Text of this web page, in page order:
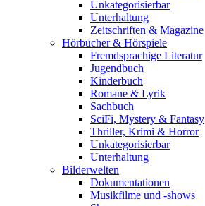
Unkategorisierbar
Unterhaltung
Zeitschriften & Magazine
Hörbücher & Hörspiele
Fremdsprachige Literatur
Jugendbuch
Kinderbuch
Romane & Lyrik
Sachbuch
SciFi, Mystery & Fantasy
Thriller, Krimi & Horror
Unkategorisierbar
Unterhaltung
Bilderwelten
Dokumentationen
Musikfilme und -shows